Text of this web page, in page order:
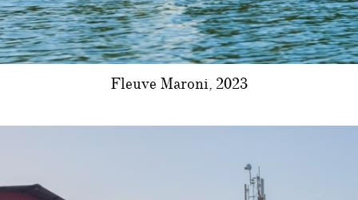
Fleuve Maroni, 2023